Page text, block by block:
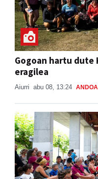
Gogoan hartu
eragilea
Aiurri abu 08, 13:24